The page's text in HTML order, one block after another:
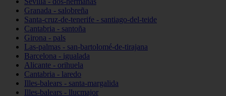
Granada - salobreña
Santa-cruz-de-tenerife - santiago-del-teide
Cantabria - santoña
Girona - pals
Las-palmas - san-bartolomé-de-tirajana
Barcelona - igualada
Alicante - orihuela
Cantabria - laredo
Illes-balears - santa-margalida
Illes-balears - llucmajor